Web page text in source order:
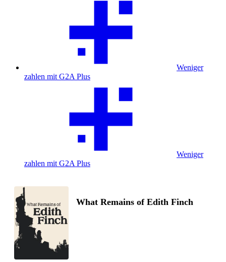
Weniger
zahlen mit G2A Plus
Weniger
zahlen mit G2A Plus
What Remains of Edith Finch